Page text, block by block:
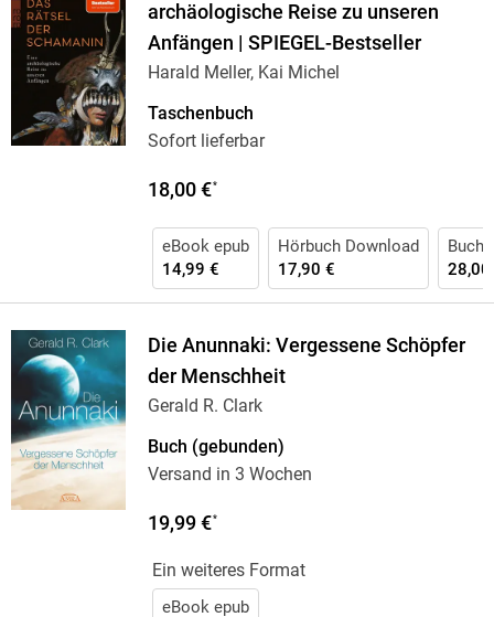
archäologische Reise zu unseren
Anfängen | SPIEGEL-Bestseller
Harald Meller, Kai Michel
Taschenbuch
Sofort lieferbar
18,00 €*
eBook epub
14,99 €
Hörbuch Download
17,90 €
Buch
28,00
Die Anunnaki: Vergessene Schöpfer
der Menschheit
Gerald R. Clark
Buch (gebunden)
Versand in 3 Wochen
19,99 €*
Ein weiteres Format
eBook epub